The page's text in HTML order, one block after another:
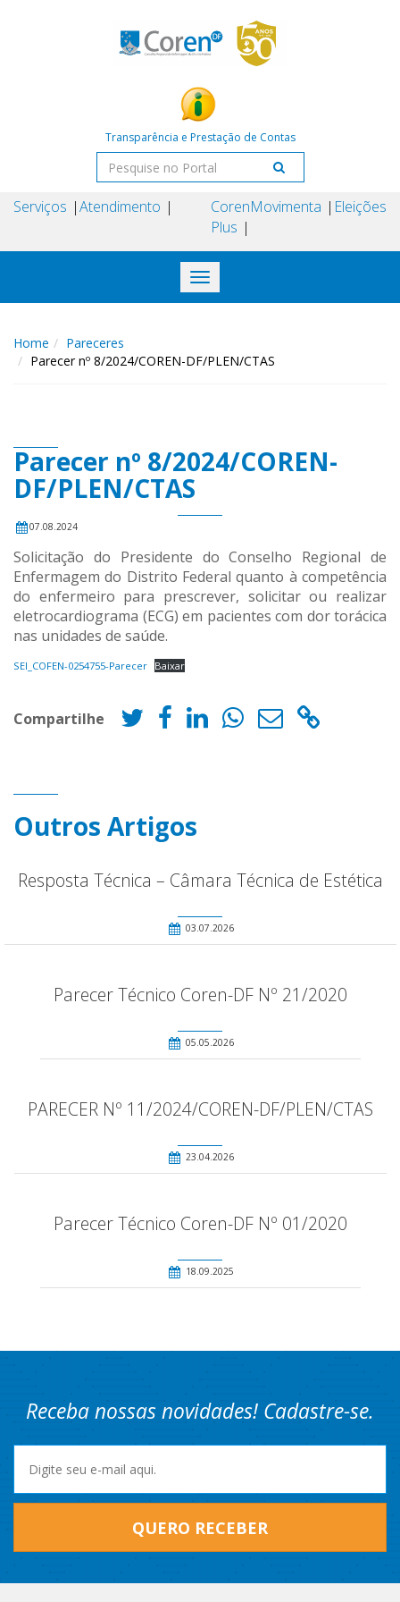
Transparência e Prestação de Contas
Serviços Atendimento
Coren
Plus
Movimenta Eleições
Toggle
navigation
Home
Pareceres
Parecer nº 8/2024/COREN-DF/PLEN/CTAS
Parecer nº 8/2024/COREN-
DF/PLEN/CTAS
07.08.2024
Solicitação do Presidente do Conselho Regional de
Enfermagem do Distrito Federal quanto à competência
do enfermeiro para prescrever, solicitar ou realizar
eletrocardiograma (ECG) em pacientes com dor torácica
nas unidades de saúde.
SEI_COFEN-0254755-Parecer Baixar
Compartilhe
Outros Artigos
Resposta Técnica – Câmara Técnica de Estética
03.07.2026
Parecer Técnico Coren-DF Nº 21/2020
05.05.2026
PARECER Nº 11/2024/COREN-DF/PLEN/CTAS
23.04.2026
Parecer Técnico Coren-DF Nº 01/2020
18.09.2025
Receba nossas novidades! Cadastre-se.
QUERO RECEBER